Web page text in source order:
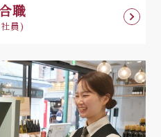
職
員)